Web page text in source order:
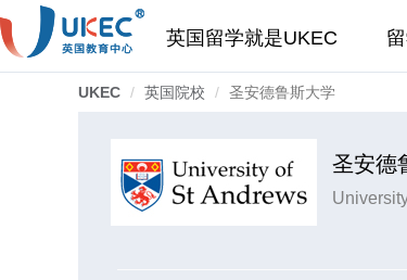
英国留学就是UKEC
UKEC 英国院校 圣安德鲁斯大学
圣安德